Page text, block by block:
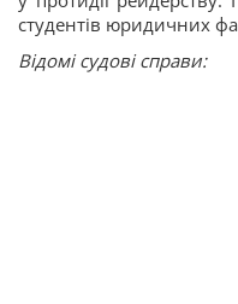
студентів юридичних
Відомі судові справи: